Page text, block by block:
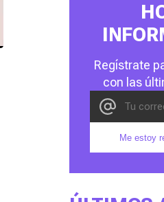
Regístrate
con las
Me estoy